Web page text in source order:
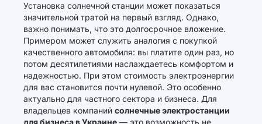
Установка солнечной станции может показаться
значительной тратой на первый взгляд. Однако,
важно понимать, что это долгосрочное вложение.
Примером может служить аналогия с покупкой
качественного автомобиля: вы платите один раз, но
потом десятилетиями наслаждаетесь комфортом и
надежностью. При этом стоимость электроэнергии
для вас становится почти нулевой. Это особенно
актуально для частного сектора и бизнеса. Для
владельцев компаний солнечные электростанции
для бизнеса в Украине — это возможность не